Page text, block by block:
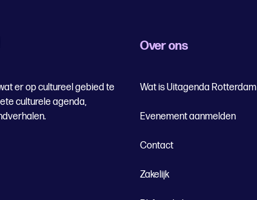
er op cultureel gebied te
culturele agenda,
Over ons
Wat is Uitagenda Rotterdam
Evenement aanmelden
Contact
Zakelijk